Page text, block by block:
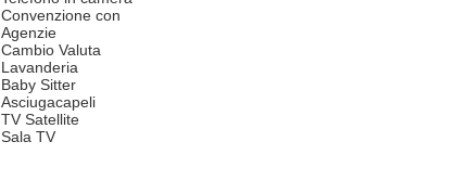
Convenzione con
Agenzie
Cambio Valuta
Lavanderia
Baby Sitter
Asciugacapeli
TV Satellite
Sala TV